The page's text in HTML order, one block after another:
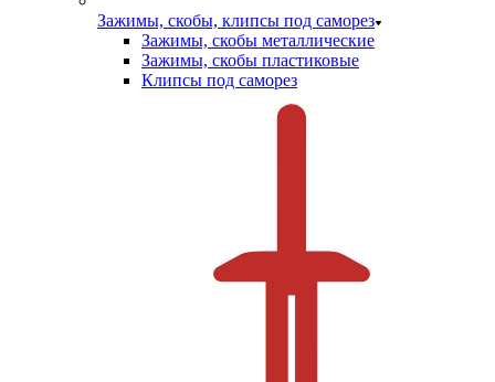
Зажимы, скобы, клипсы под саморез
Зажимы, скобы металлические
Зажимы, скобы пластиковые
Клипсы под саморез